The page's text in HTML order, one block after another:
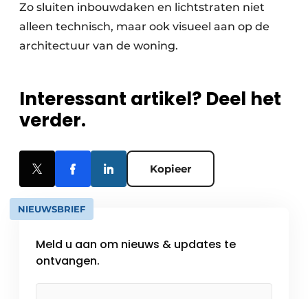
Zo sluiten inbouwdaken en lichtstraten niet
alleen technisch, maar ook visueel aan op de
architectuur van de woning.
Interessant artikel? Deel het
verder.
Kopieer
NIEUWSBRIEF
Meld u aan om nieuws & updates te
ontvangen.